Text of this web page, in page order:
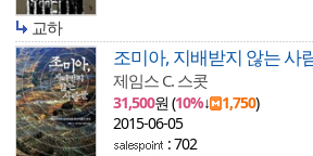
교하
조미아, 지배받지 않는 사
제임스 C. 스콧
31,500원 (10%↓ 1,750)
2015-06-05
: 702